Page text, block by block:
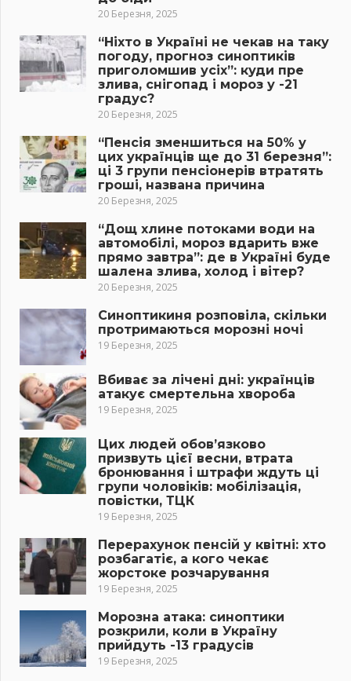
20 Березня, 2025
“Ніхто в Україні не чекав на таку
погоду, прогноз синоптиків
приголомшив усіх”: куди пре
злива, снігопад і мороз у -21
градус?
20 Березня, 2025
“Пенсія зменшиться на 50% у
цих українців ще до 31 березня”:
ці 3 групи пенсіонерів втратять
гроші, названа причина
20 Березня, 2025
“Дощ хлине потоками води на
автомобілі, мороз вдарить вже
прямо завтра”: де в Україні буде
шалена злива, холод і вітер?
20 Березня, 2025
Синоптикиня розповіла, скільки
протримаються морозні ночі
19 Березня, 2025
Вбиває за лічені дні: українців
атакує смертельна хвороба
19 Березня, 2025
Цих людей обов’язково
призвуть цієї весни, втрата
бронювання і штрафи ждуть ці
групи чоловіків: мобілізація,
повістки, ТЦК
19 Березня, 2025
Перерахунок пенсій у квітні: хто
розбагатіє, а кого чекає
жорстоке розчарування
19 Березня, 2025
Морозна атака: синоптики
розкрили, коли в Україну
прийдуть -13 градусів
19 Березня, 2025